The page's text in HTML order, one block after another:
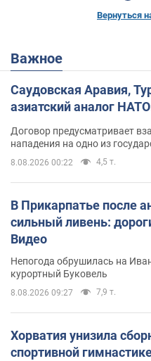
Вернуться
Важное
Саудовская Аравия,
азиатский аналог
Договор предусматривает
нападения на одно из
8.08.2026 00:22 4,5 т.
В Прикарпатье после
сильный ливень:
Видео
Непогода обрушилась на
курортный Буковель
8.08.2026 09:27 7,9 т.
Хорватия унизила
спортивной